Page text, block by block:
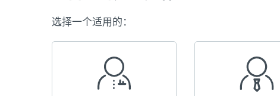
选择一个适用的：